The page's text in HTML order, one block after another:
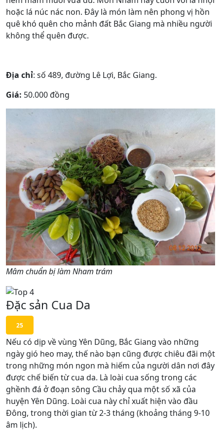
hoặc lá núc nác non. Đây là món làm nên phong vị hồn
quê khó quên cho mảnh đất Bắc Giang mà nhiều người
không thể quên được.
Địa chỉ: số 489, đường Lê Lợi, Bắc Giang.
Giá: 50.000 đồng
Mâm chuẩn bị làm Nham trám
Đặc sản Cua Da
25
Nếu có dịp về vùng Yên Dũng, Bắc Giang vào những
ngày gió heo may, thế nào bạn cũng được chiêu đãi một
trong những món ngon mà hiếm của người dân nơi đây
được chế biến từ cua da. Là loài cua sống trong các
ghềnh đá ở đoạn sông Cầu chảy qua một số xã của
huyện Yên Dũng. Loài cua này chỉ xuất hiện vào đầu
Đông, trong thời gian từ 2-3 tháng (khoảng tháng 9-10
âm lịch).